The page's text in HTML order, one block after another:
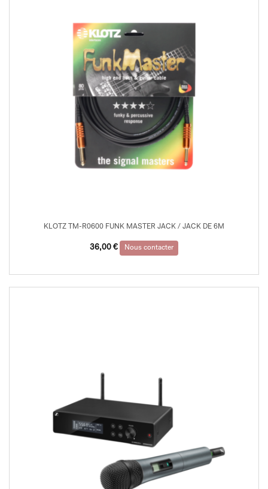
KLOTZ TM-R0600 FUNK MASTER JACK / JACK DE 6M
36,00 € Nous contacter